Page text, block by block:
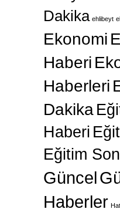
Dakika ehlibeyt
Ekonomi
Haberi
Haberleri
Dakika
Haberi
Eğitim
Güncel
Haberler